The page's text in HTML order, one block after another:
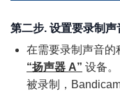
第二步. 设置要录制
在需要录制声音的
“扬声器 A” 设备
被录制，